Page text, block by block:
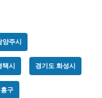
양주시
택시 경기도 화성시
구